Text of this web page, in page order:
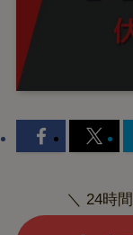
＼ 24時